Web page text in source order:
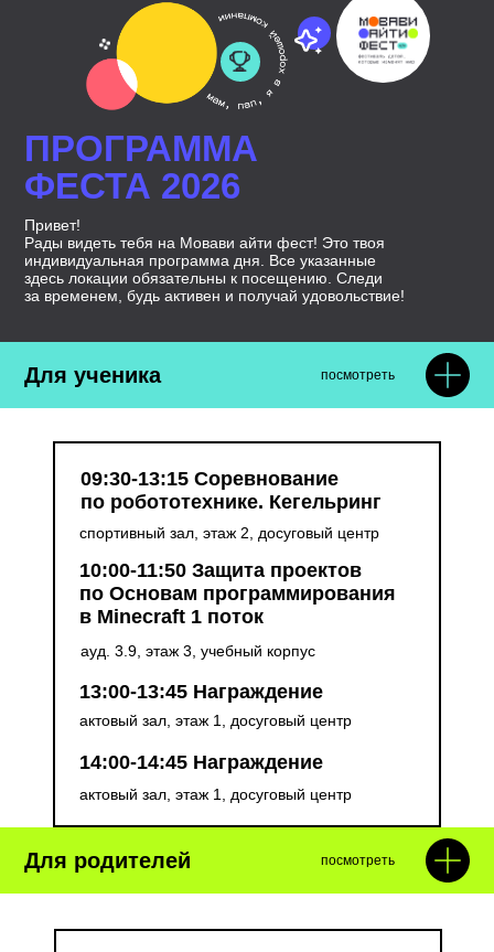
ПРОГРАММА
ФЕСТА 2026
Привет!
Рады видеть тебя на Мовави айти фест! Это твоя
индивидуальная программа дня. Все указанные
здесь локации обязательны к посещению. Следи
за временем, будь активен и получай удовольствие!
Для ученика посмотреть
10:00-11:50 Защита проектов
по Основам программирования
в Minecraft 1 поток
ауд. 3.9, этаж 3, учебный корпус
09:30-13:15 Соревнование
по робототехнике. Кегельринг
спортивный зал, этаж 2, досуговый центр
14:00-14:45 Награждение
актовый зал, этаж 1, досуговый центр
13:00-13:45 Награждение
актовый зал, этаж 1, досуговый центр
Для родителей посмотреть